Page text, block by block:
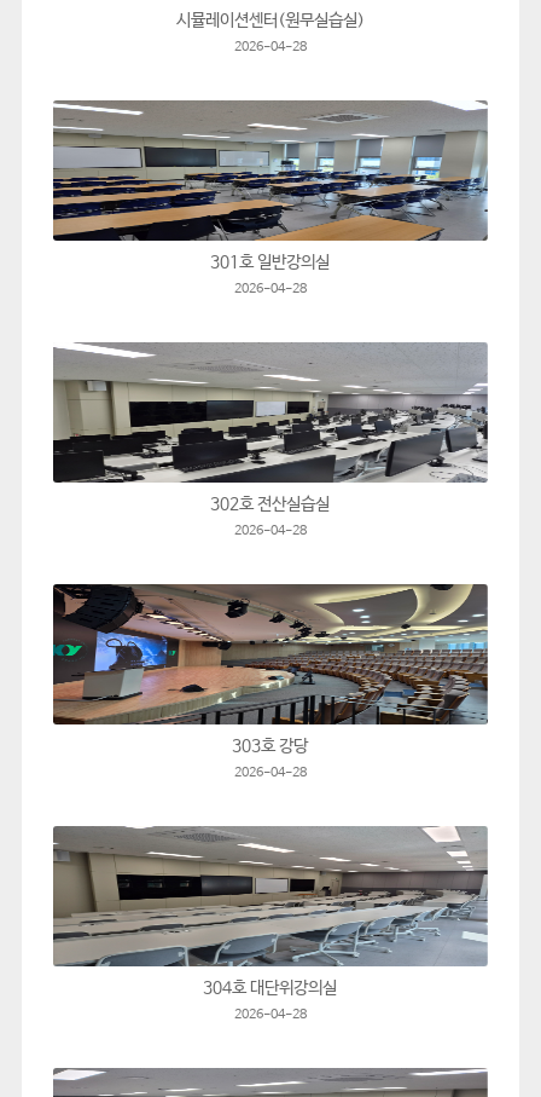
시뮬레이션센터(원무실습실)
2026-04-28
301호 일반강의실
2026-04-28
302호 전산실습실
2026-04-28
303호 강당
2026-04-28
304호 대단위강의실
2026-04-28